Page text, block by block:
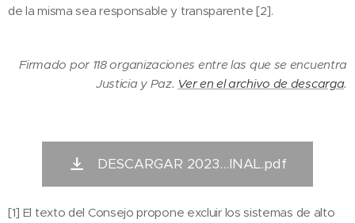
de la misma sea responsable y transparente [2].
Firmado por 118 organizaciones entre las que se encuentra
Justicia y Paz. Ver en el archivo de descarga.
DESCARGAR 2023...INAL.pdf
[1] El texto del Consejo propone excluir los sistemas de alto